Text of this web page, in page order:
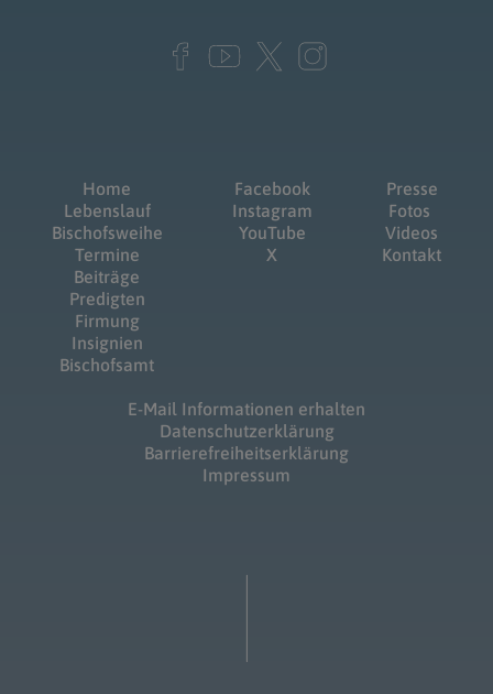
Home
Lebenslauf
Bischofsweihe
Termine
Beiträge
Predigten
Firmung
Insignien
Bischofsamt
Facebook
Instagram
YouTube
X
Presse
Fotos
Videos
Kontakt
E-Mail Informationen erhalten
Datenschutzerklärung
Barrierefreiheitserklärung
Impressum